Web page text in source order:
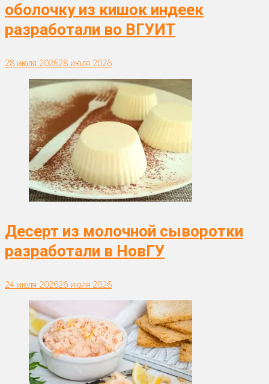
оболочку из кишок индеек
разработали во ВГУИТ
28 июля 202628 июля 2026
Десерт из молочной сыворотки
разработали в НовГУ
24 июля 202626 июля 2026